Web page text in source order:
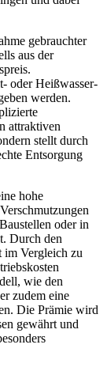
gebrauchter
aus der
oder Heißwasser-
werden.
attraktiven
stellt durch
Entsorgung
hohe
oder in
Durch den
im Vergleich zu
wie den
zudem eine
Die Prämie wird
gewährt und